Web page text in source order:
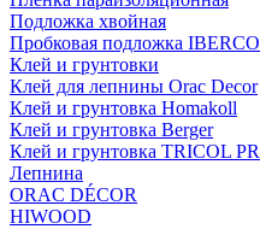
Подложка хвойная
Пробковая подложка
Клей и грунтовки
Клей для лепнины Orac Decor
Клей и грунтовка Homakoll
Клей и грунтовка Berger
Клей и грунтовка TRICOL
Лепнина
ORAC DÉCOR
HIWOOD